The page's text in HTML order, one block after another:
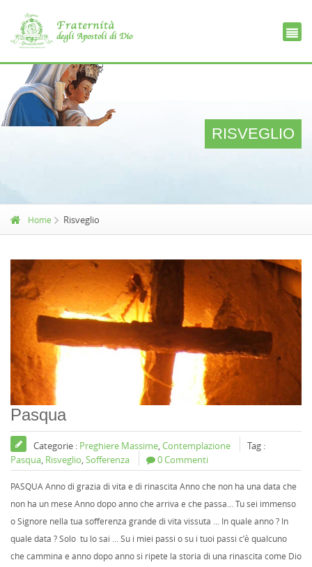
RISVEGLIO
Home Risveglio
Pasqua
Categorie : Preghiere Massime,Contemplazione
Tag :
Pasqua, Risveglio,Sofferenza 0 Commenti
PASQUA Anno di grazia di vita e di rinascita Anno che non ha una data che
non ha un mese Anno dopo anno che arriva e che passa… Tu sei immenso
o Signore nella tua sofferenza grande di vita vissuta … In quale anno ? In
quale data ? Solo tu lo sai … Su i miei passi o su i tuoi passi c’è qualcuno
che cammina e anno dopo anno si ripete la storia di una rinascita come Dio